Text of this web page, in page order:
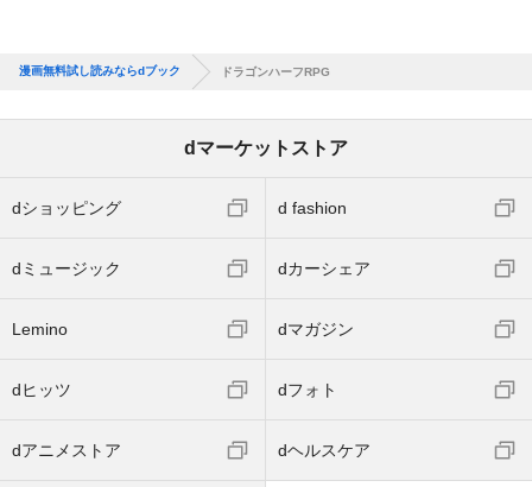
漫画無料試し読みならdブック ドラゴンハーフRPG
dマーケットストア
dショッピング d fashion
dミュージック dカーシェア
Lemino dマガジン
dヒッツ dフォト
dアニメストア dヘルスケア